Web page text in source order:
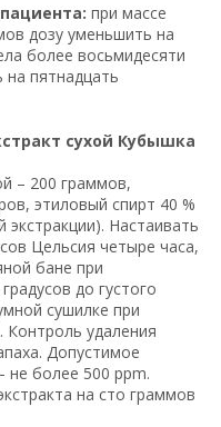
при массе
дозу уменьшить на
более восьмидесяти
на пятнадцать
сухой Кубышка
– 200 граммов,
этиловый спирт 40 %
Настаивать
Цельсия четыре часа,
бане при
до густого
сушилке при
Контроль удаления
Допустимое
не более 500 ppm.
на сто граммов